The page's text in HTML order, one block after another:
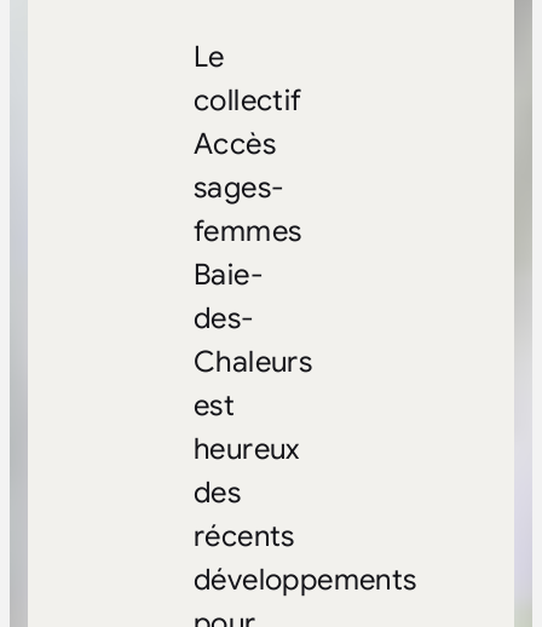
Le
collectif
Accès
sages-
femmes
Baie-
des-
Chaleurs
est
heureux
des
récents
développements